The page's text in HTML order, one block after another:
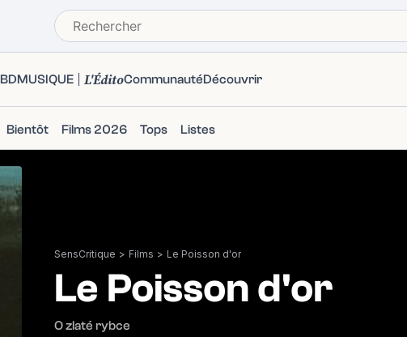
BDMUSIQUE L'ÉditoCommunautéDécouvrir
Bientôt Films 2026 Tops Listes
SensCritique > Films > Le Poisson d'or
Le Poisson d'or
O zlaté rybce